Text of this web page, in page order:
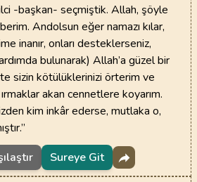
-başkan- seçmiştik. Allah, şöyle
Andolsun eğer namazı kılar,
inanır, onları desteklerseniz,
bulunarak) Allah’a güzel bir
sizin kötülüklerinizi örterim ve
akan cennetlere koyarım.
kim inkâr ederse, mutlaka o,
Sureye Git